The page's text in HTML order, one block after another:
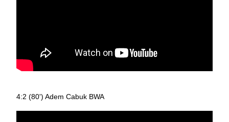
4:2 (80') Adem Cabuk BWA